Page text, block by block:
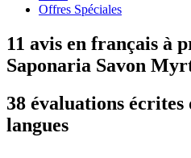
Offres Spéciales
11 avis en français à
Saponaria Savon
38 évaluations écrites
langues